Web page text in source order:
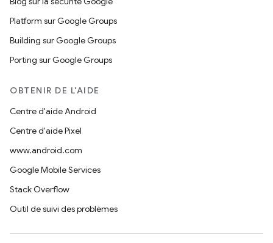
Platform sur Google Groups
Building sur Google Groups
Porting sur Google Groups
OBTENIR DE L'AIDE
Centre d'aide Android
Centre d'aide Pixel
www.android.com
Google Mobile Services
Stack Overflow
Outil de suivi des problèmes